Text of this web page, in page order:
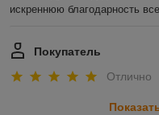
искреннюю благодарность
Покупатель
Отлично